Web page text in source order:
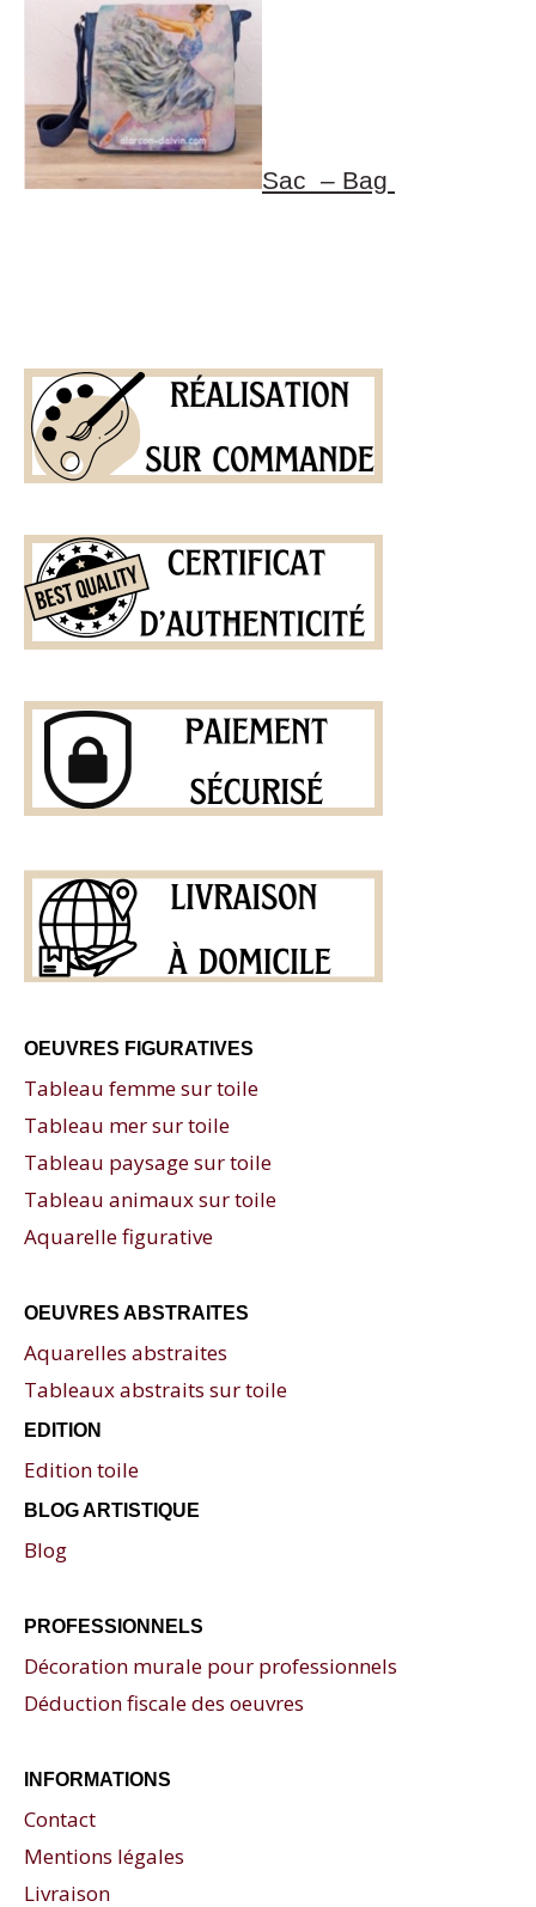
Sac – Bag
OEUVRES FIGURATIVES
Tableau femme sur toile
Tableau mer sur toile
Tableau paysage sur toile
Tableau animaux sur toile
Aquarelle figurative
OEUVRES ABSTRAITES
Aquarelles abstraites
Tableaux abstraits sur toile
EDITION
Edition toile
BLOG ARTISTIQUE
Blog
PROFESSIONNELS
Décoration murale pour professionnels
Déduction fiscale des oeuvres
INFORMATIONS
Contact
Mentions légales
Livraison